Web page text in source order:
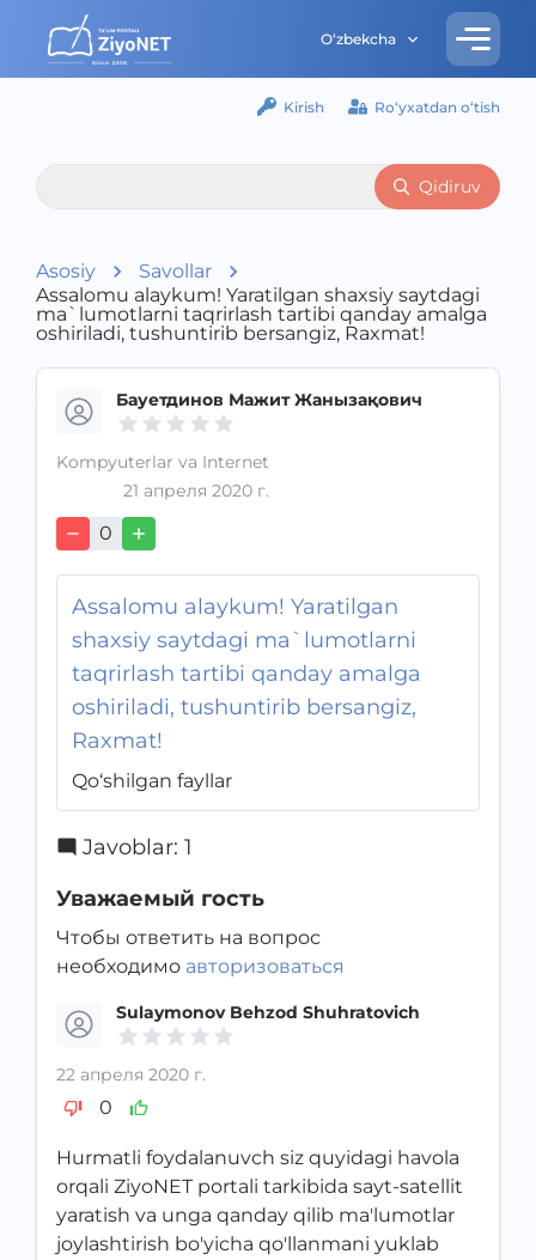
O‘zbekcha
Kirish Ro‘yxatdan o‘tish
Qidiruv
Asosiy
Savollar
Assalomu alaykum! Yaratilgan shaxsiy saytdagi
ma`lumotlarni taqrirlash tartibi qanday amalga
oshiriladi, tushuntirib bersangiz, Raxmat!
Бауетдинов Мажит Жанызақович
Kompyuterlar va Internet
21 апреля 2020 г.
0
Assalomu alaykum! Yaratilgan
shaxsiy saytdagi ma`lumotlarni
taqrirlash tartibi qanday amalga
oshiriladi, tushuntirib bersangiz,
Raxmat!
Qo‘shilgan fayllar
Javoblar: 1
Уважаемый гость
Чтобы ответить на вопрос
необходимо авторизоваться
Sulaymonov Behzod Shuhratovich
22 апреля 2020 г.
0
Hurmatli foydalanuvch siz quyidagi havola
orqali ZiyoNET portali tarkibida sayt-satellit
yaratish va unga qanday qilib ma'lumotlar
joylashtirish bo'yicha qo'llanmani yuklab